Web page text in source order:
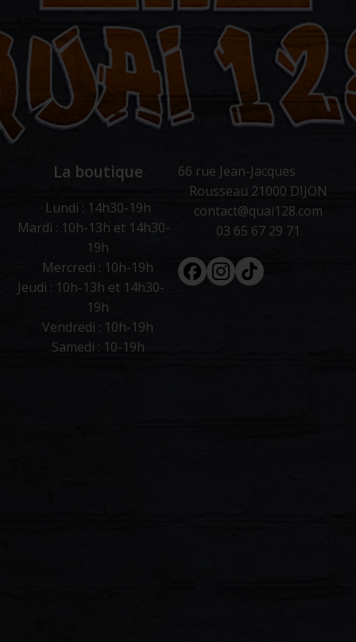
La boutique
Lundi : 14h30-19h
Mardi : 10h-13h et 14h30-
19h
Mercredi : 10h-19h
Jeudi : 10h-13h et 14h30-
19h
Vendredi : 10h-19h
Samedi : 10-19h
66 rue Jean-Jacques
Rousseau 21000 DIJON
contact@quai128.com
03 65 67 29 71
FacebookInstagram
Tiktok